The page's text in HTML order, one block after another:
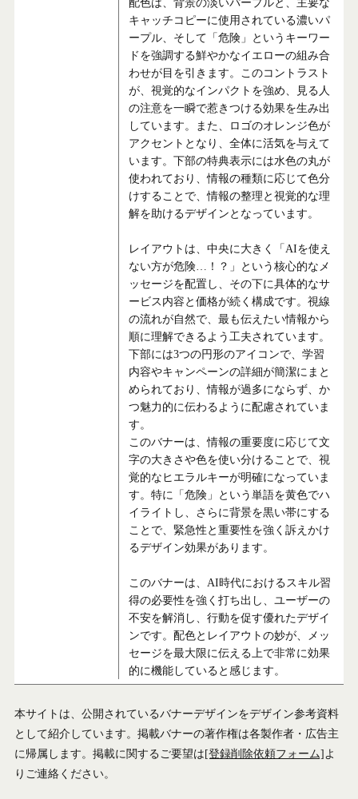
キャッチコピーに使用されている濃いパ
ープル、そして「危険」というキーワー
ドを強調する鮮やかなイエローの組み合
わせが目を引きます。このコントラスト
が、視覚的なインパクトを強め、見る人
の注意を一瞬で惹きつける効果を生み出
しています。また、ロゴのオレンジ色が
アクセントとなり、全体に活気を与えて
います。下部の特典表示には水色の丸が
使われており、情報の種類に応じて色分
けすることで、情報の整理と視覚的な理
解を助けるデザインとなっています。
レイアウトは、中央に大きく「AIを使え
ない方が危険…！？」という核心的なメ
ッセージを配置し、その下に具体的なサ
ービス内容と価格が続く構成です。視線
の流れが自然で、最も伝えたい情報から
順に理解できるよう工夫されています。
下部には3つの円形のアイコンで、学習
内容やキャンペーンの詳細が簡潔にまと
められており、情報が過多にならず、か
つ魅力的に伝わるように配慮されていま
す。
このバナーは、情報の重要度に応じて文
字の大きさや色を使い分けることで、視
覚的なヒエラルキーが明確になっていま
す。特に「危険」という単語を黄色でハ
イライトし、さらに背景を黒い帯にする
ことで、緊急性と重要性を強く訴えかけ
るデザイン効果があります。
このバナーは、AI時代におけるスキル習
得の必要性を強く打ち出し、ユーザーの
不安を解消し、行動を促す優れたデザイ
ンです。配色とレイアウトの妙が、メッ
セージを最大限に伝える上で非常に効果
的に機能していると感じます。
本サイトは、公開されているバナーデザインをデザイン参考資料
として紹介しています。掲載バナーの著作権は各製作者・広告主
に帰属します。掲載に関するご要望は[登録削除依頼フォーム]よ
りご連絡ください。